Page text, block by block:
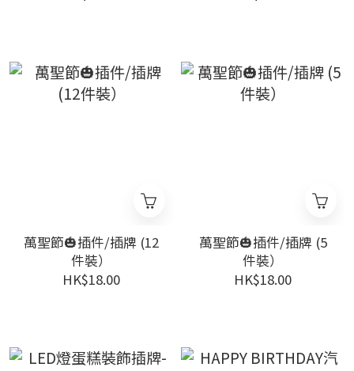
萬聖節🎃插件/插牌 (12
件裝）
HK$18.00
萬聖節🎃插件/插牌 (5
件裝）
HK$18.00